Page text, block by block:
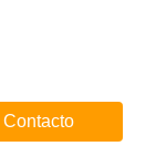
Contacto